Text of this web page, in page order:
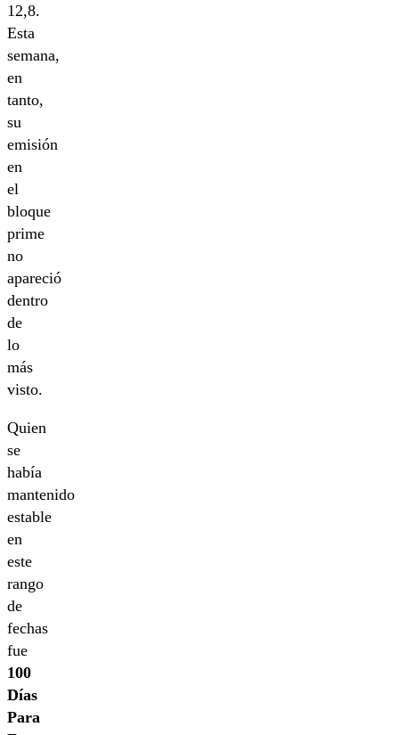
12,8.
Esta
semana,
en
tanto,
su
emisión
en
el
bloque
prime
no
apareció
dentro
de
lo
más
visto.
Quien
se
había
mantenido
estable
en
este
rango
de
fechas
fue
100
Días
Para